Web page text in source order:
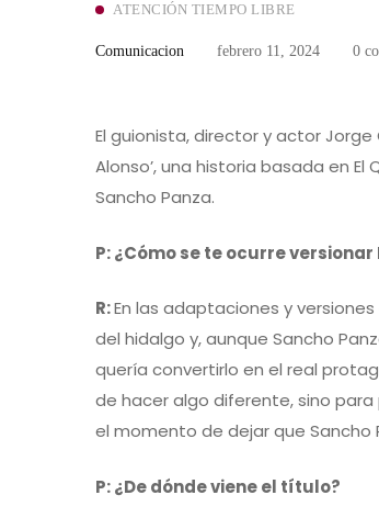
Cruz,
y
guionista:
“Es
el
momento
de
dejar
Sancho
ATENCIÓN TIEMPO LIBRE
Comunicacion febrero 11, 2024 0
El guionista, director y actor Jorge
Alonso’, una historia basada en
Sancho Panza.
P: ¿Cómo se te ocurre
R:En las adaptaciones y
del hidalgo y, aunque Sancho
quería convertirlo en el real
de hacer algo diferente, sino
el momento de dejar que Sancho
P: ¿De dónde viene el título?